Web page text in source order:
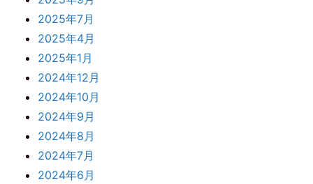
2025年7月
2025年4月
2025年1月
2024年12月
2024年10月
2024年9月
2024年8月
2024年7月
2024年6月